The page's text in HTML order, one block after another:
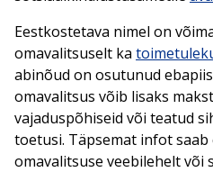
Eestkostetava nimel on
omavalitsuselt ka
abinõud on osutunud
omavalitsus võib lisaks
vajaduspõhiseid või teatud
toetusi. Täpsemat infot
omavalitsuse veebilehelt või